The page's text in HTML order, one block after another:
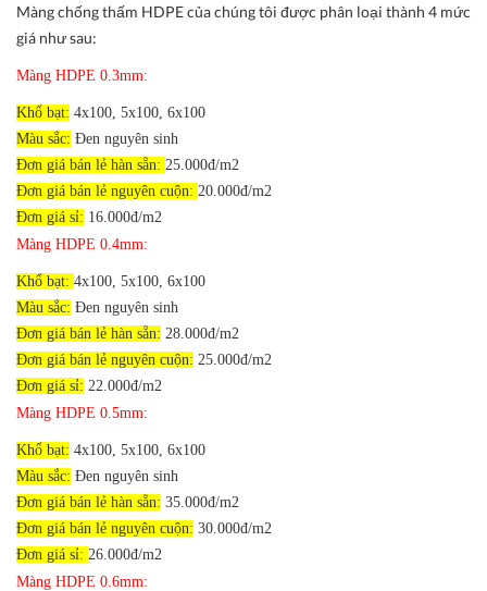
Màng chống thấm HDPE của chúng tôi được phân loại thành 4 mức
giá như sau:
Màng HDPE 0.3mm:
Khổ bạt: 4x100, 5x100, 6x100
Màu sắc: Đen nguyên sinh
Đơn giá bán lẻ hàn sẵn: 25.000đ/m2
Đơn giá bán lẻ nguyên cuộn: 20.000đ/m2
Đơn giá sỉ: 16.000đ/m2
Màng HDPE 0.4mm:
Khổ bạt: 4x100, 5x100, 6x100
Màu sắc: Đen nguyên sinh
Đơn giá bán lẻ hàn sẵn: 28.000đ/m2
Đơn giá bán lẻ nguyên cuộn: 25.000đ/m2
Đơn giá sỉ: 22.000đ/m2
Màng HDPE 0.5mm:
Khổ bạt: 4x100, 5x100, 6x100
Màu sắc: Đen nguyên sinh
Đơn giá bán lẻ hàn sẵn: 35.000đ/m2
Đơn giá bán lẻ nguyên cuộn: 30.000đ/m2
Đơn giá sỉ: 26.000đ/m2
Màng HDPE 0.6mm: